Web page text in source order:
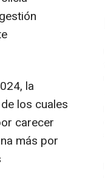
la
los cuales
carecer
más por